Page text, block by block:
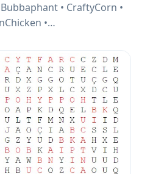
• CraftyCorn •
•…